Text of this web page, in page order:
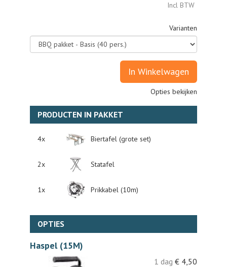
Incl BTW
Varianten
In Winkelwagen
Opties bekijken
PRODUCTEN IN PAKKET
4x Biertafel (grote set)
2x Statafel
1x Prikkabel (10m)
OPTIES
Haspel (15M)
1 dag € 4,50